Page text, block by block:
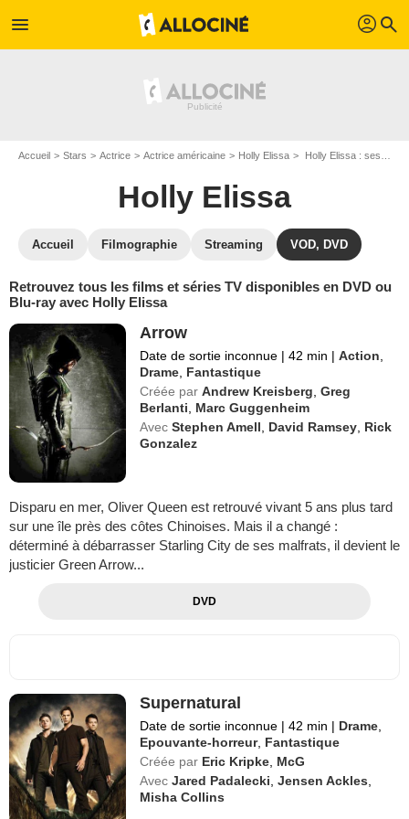
menu profil search
Accueil Stars Actrice Actrice américaine Holly Elissa Holly Elissa : ses Blu-Ray, DVD, VOD, SVOD
Holly Elissa
Accueil Filmographie Streaming VOD, DVD
Retrouvez tous les films et séries TV disponibles en DVD ou
Blu-ray avec Holly Elissa
Arrow
Date de sortie inconnue | 42 min | Action
Drame Fantastique
Créée par Andrew Kreisberg ,Greg
Berlanti
Marc Guggenheim
Avec Stephen Amell David Ramsey Rick
Gonzalez
Disparu en mer, Oliver Queen est retrouvé vivant 5 ans plus tard
sur une île près des côtes Chinoises. Mais il a changé :
déterminé à débarrasser Starling City de ses malfrats, il devient le
justicier Green Arrow...
DVD
Supernatural
Date de sortie inconnue | 42 min | Drame
Epouvante-horreur, Fantastique
Créée par Eric Kripke McG
Avec Jared Padalecki ,Jensen Ackles
Misha Collins